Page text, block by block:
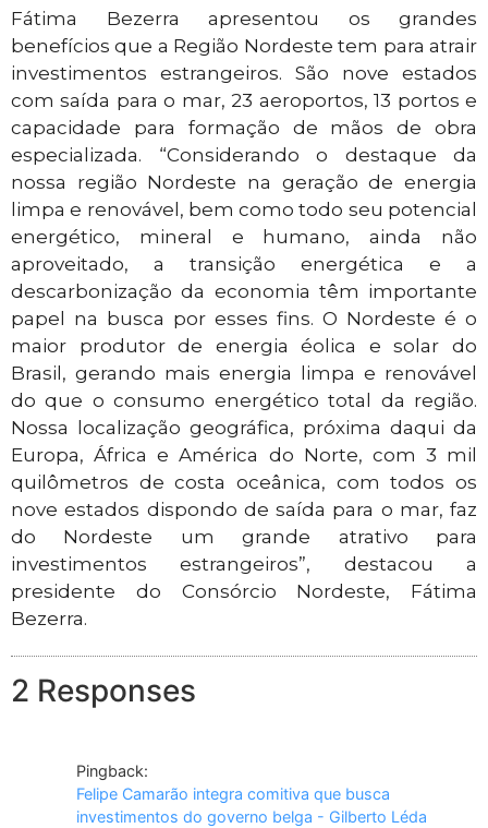
Fátima Bezerra apresentou os grandes
benefícios que a Região Nordeste tem para atrair
investimentos estrangeiros. São nove estados
com saída para o mar, 23 aeroportos, 13 portos e
capacidade para formação de mãos de obra
especializada. “Considerando o destaque da
nossa região Nordeste na geração de energia
limpa e renovável, bem como todo seu potencial
energético, mineral e humano, ainda não
aproveitado, a transição energética e a
descarbonização da economia têm importante
papel na busca por esses fins. O Nordeste é o
maior produtor de energia éolica e solar do
Brasil, gerando mais energia limpa e renovável
do que o consumo energético total da região.
Nossa localização geográfica, próxima daqui da
Europa, África e América do Norte, com 3 mil
quilômetros de costa oceânica, com todos os
nove estados dispondo de saída para o mar, faz
do Nordeste um grande atrativo para
investimentos estrangeiros”, destacou a
presidente do Consórcio Nordeste, Fátima
Bezerra.
2 Responses
Pingback:
Felipe Camarão integra comitiva que busca
investimentos do governo belga - Gilberto Léda